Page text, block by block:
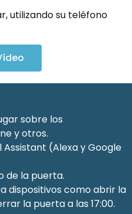
utilizando su teléfono
sobre los
y otros.
(Alexa y Google
de la puerta.
dispositivos como abrir la
la puerta a las 17:00.